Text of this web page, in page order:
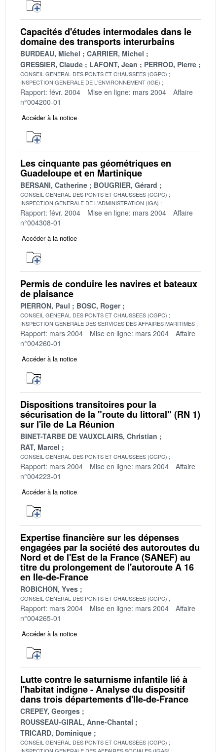
Capacités d'études intermodales dans le
domaine des transports interurbains
BURDEAU, Michel
CARRIER, Michel
GRESSIER, Claude
LAFONT, Jean PERROD, Pierre
CONSEIL GENERAL DES PONTS ET CHAUSSEES (CGPC)
INSPECTION GENERALE DE L'ENVIRONNEMENT (IGE)
Rapport: févr. 2004 Mise en ligne: mars 2004
Affaire
n°004200-01
Accéder à la notice
Les cinquante pas géométriques en
Guadeloupe et en Martinique
BERSANI, Catherine BOUGRIER, Gérard
CONSEIL GENERAL DES PONTS ET CHAUSSEES (CGPC)
INSPECTION GENERALE DE L'ADMINISTRATION (IGA)
Rapport: févr. 2004 Mise en ligne: mars 2004
Affaire
n°004308-01
Accéder à la notice
Permis de conduire les navires et bateaux
de plaisance
PIERRON, Paul BOSC, Roger
CONSEIL GENERAL DES PONTS ET CHAUSSEES (CGPC)
INSPECTION GENERALE DES SERVICES DES AFFAIRES MARITIMES
Rapport: mars 2004 Mise en ligne: mars 2004
Affaire
n°004260-01
Accéder à la notice
Dispositions transitoires pour la
sécurisation de la "route du littoral" (RN 1)
sur l'île de La Réunion
BINET-TARBE DE VAUXCLAIRS, Christian
RAT, Marcel
CONSEIL GENERAL DES PONTS ET CHAUSSEES (CGPC)
Rapport: mars 2004 Mise en ligne: mars 2004
Affaire
n°004223-01
Accéder à la notice
Expertise financière sur les dépenses
engagées par la société des autoroutes du
Nord et de l'Est de la France (SANEF) au
titre du prolongement de l'autoroute A 16
en Ile-de-France
ROBICHON, Yves
CONSEIL GENERAL DES PONTS ET CHAUSSEES (CGPC)
Rapport: mars 2004 Mise en ligne: mars 2004
Affaire
n°004265-01
Accéder à la notice
Lutte contre le saturnisme infantile lié à
l'habitat indigne - Analyse du dispositif
dans trois départements d'Ile-de-France
CREPEY, Georges
ROUSSEAU-GIRAL, Anne-Chantal
TRICARD, Dominique
CONSEIL GENERAL DES PONTS ET CHAUSSEES (CGPC)